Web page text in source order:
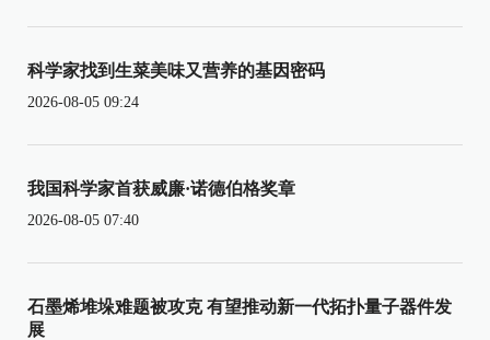
科学家找到生菜美味又营养的基因密码
2026-08-05 09:24
我国科学家首获威廉·诺德伯格奖章
2026-08-05 07:40
石墨烯堆垛难题被攻克 有望推动新一代拓扑量子器件发
展